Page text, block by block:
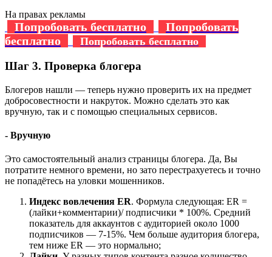
На правах рекламы
Попробовать бесплатно
Попробовать
бесплатно
Попробовать бесплатно
Шаг 3. Проверка блогера
Блогеров нашли — теперь нужно проверить их на предмет
добросовестности и накруток. Можно сделать это как
вручную, так и с помощью специальных сервисов.
- Вручную
Это самостоятельный анализ страницы блогера. Да, Вы
потратите немного времени, но зато перестрахуетесь и точно
не попадётесь на уловки мошенников.
Индекс вовлечения ER. Формула следующая: ER =
(лайки+комментарии)/ подписчики * 100%. Средний
показатель для аккаунтов с аудиторией около 1000
подписчиков — 7-15%. Чем больше аудитория блогера,
тем ниже ER — это нормально;